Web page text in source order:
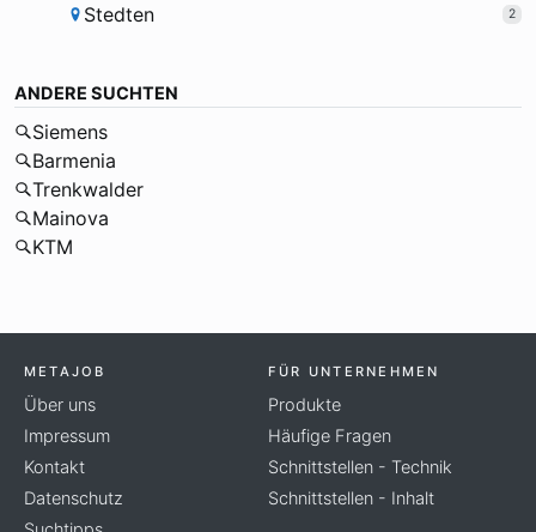
Stedten 2
ANDERE SUCHTEN
Siemens
Barmenia
Trenkwalder
Mainova
KTM
METAJOB
Über uns
Impressum
Kontakt
Datenschutz
FÜR UNTERNEHMEN
Produkte
Häufige Fragen
Schnittstellen - Technik
Schnittstellen - Inhalt